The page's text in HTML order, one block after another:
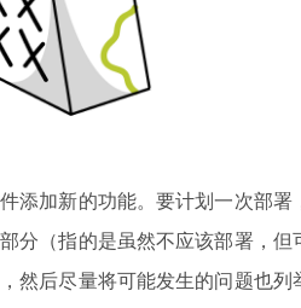
添加新的功能。要计划一次部署
分（指的是虽然不应该部署，但
然后尽量将可能发生的问题也列